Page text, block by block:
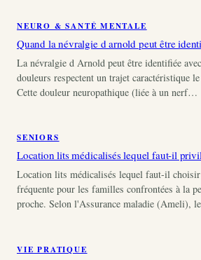
NEURO & SANTÉ MENTALE
Quand la névralgie d arnold peut être
La névralgie d Arnold peut être identifiée
douleurs respectent un trajet caractéristique
Cette douleur neuropathique (liée à un nerf…
SENIORS
Location lits médicalisés lequel faut-il
Location lits médicalisés lequel faut-il
fréquente pour les familles confrontées à la
proche. Selon l'Assurance maladie (Ameli),
VIE PRATIQUE